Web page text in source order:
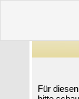
Für